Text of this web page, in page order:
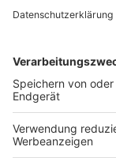
Wettbewerbs
sie einseitig
Verein unter
wird, ihren
aufgelöst zu
dass diese
Überprüfung
unerlässlich